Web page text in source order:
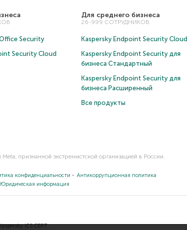
Security
Security Cloud
Для среднего бизнеса
26-999 СОТРУДНИКОВ
Kaspersky Endpoint Security Cloud
Kaspersky Endpoint Security для
бизнеса Cтандартный
Kaspersky Endpoint Security для
бизнеса Расширенный
Все продукты
признанной экстремистской организацией в России.
конфиденциальности
Антикоррупционная политика
Юридическая информация
ICS CERT